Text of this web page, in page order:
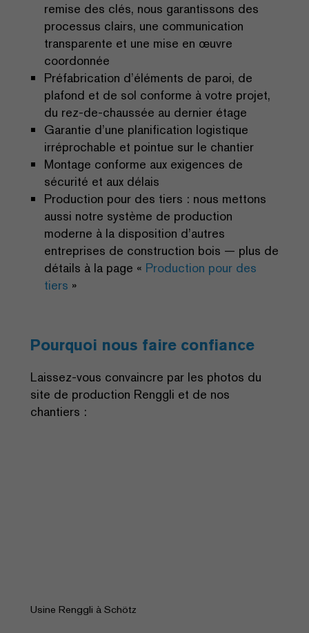
remise des clés, nous garantissons des
processus clairs, une communication
transparente et une mise en œuvre
coordonnée
Préfabrication d’éléments de paroi, de
plafond et de sol conforme à votre projet,
du rez-de-chaussée au dernier étage
Garantie d’une planification logistique
irréprochable et pointue sur le chantier
Montage conforme aux exigences de
sécurité et aux délais
Production pour des tiers : nous mettons
aussi notre système de production
moderne à la disposition d’autres
entreprises de construction bois — plus de
détails à la page « Production pour des
tiers »
Pourquoi nous faire confiance
Laissez-vous convaincre par les photos du
site de production Renggli et de nos
chantiers :
Usine Renggli à Schötz